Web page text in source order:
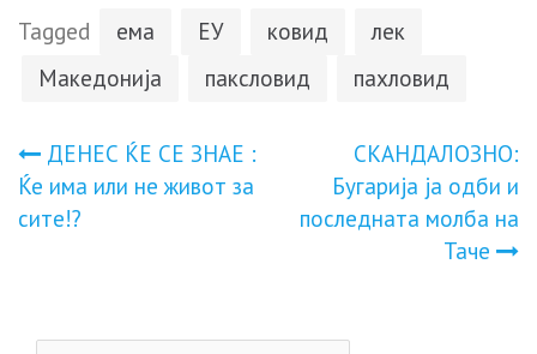
Tagged ема ЕУ ковид
лек
Македонија
паксловид пахловид
Навигација
на
ДЕНЕС ЌЕ СЕ ЗНАЕ :
Ќе има или не живот за
сите!?
СКАНДАЛОЗНО:
Бугарија ја одби и
последната молба на
Таче